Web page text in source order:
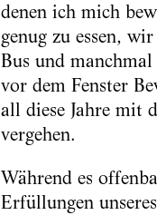
denen ich mich
genug zu essen,
Bus und
vor dem Fenster
all diese Jahre mit
vergehen.
Während es
Erfüllungen